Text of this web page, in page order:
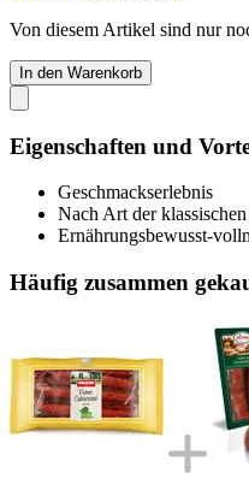
Von diesem Artikel sind nur
In den Warenkorb
Eigenschaften und
Geschmackserlebnis
Nach Art der
Ernährungsbewusst-
Häufig zusammen